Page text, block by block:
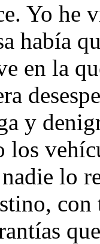
Yo he
había
en la
y
los
lo